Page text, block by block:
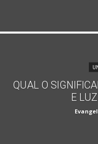
QUAL O
E